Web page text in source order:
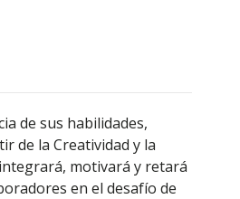
de sus habilidades,
de la Creatividad y la
motivará y retará
en el desafío de